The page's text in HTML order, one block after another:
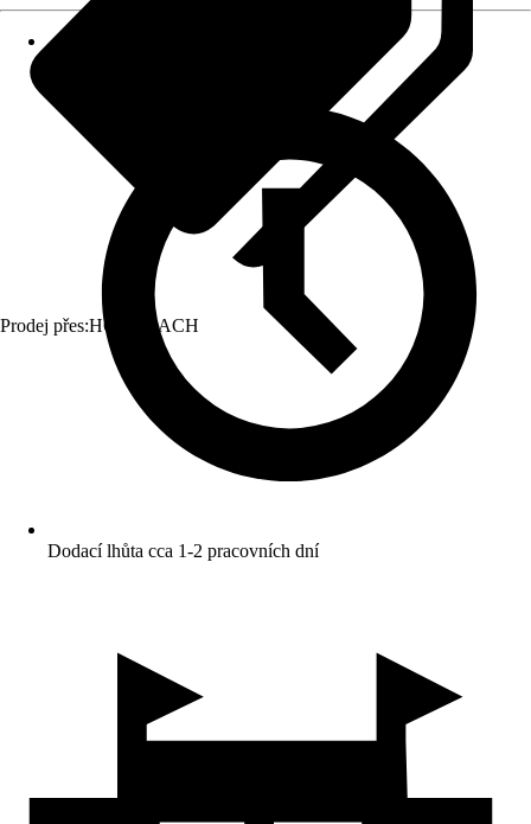
Prodej přes:HORNBACH
Dodací lhůta cca 1-2 pracovních dní